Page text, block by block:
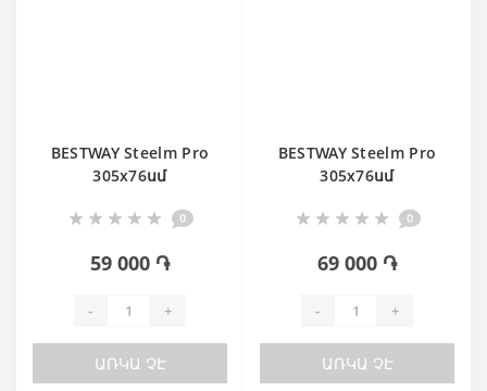
BESTWAY Steelm Pro
305х76սմ
0
59 000 ֏
- +
ԱՌԿԱ ՉԷ
BESTWAY Steelm Pro
305х76սմ
0
69 000 ֏
- +
ԱՌԿԱ ՉԷ